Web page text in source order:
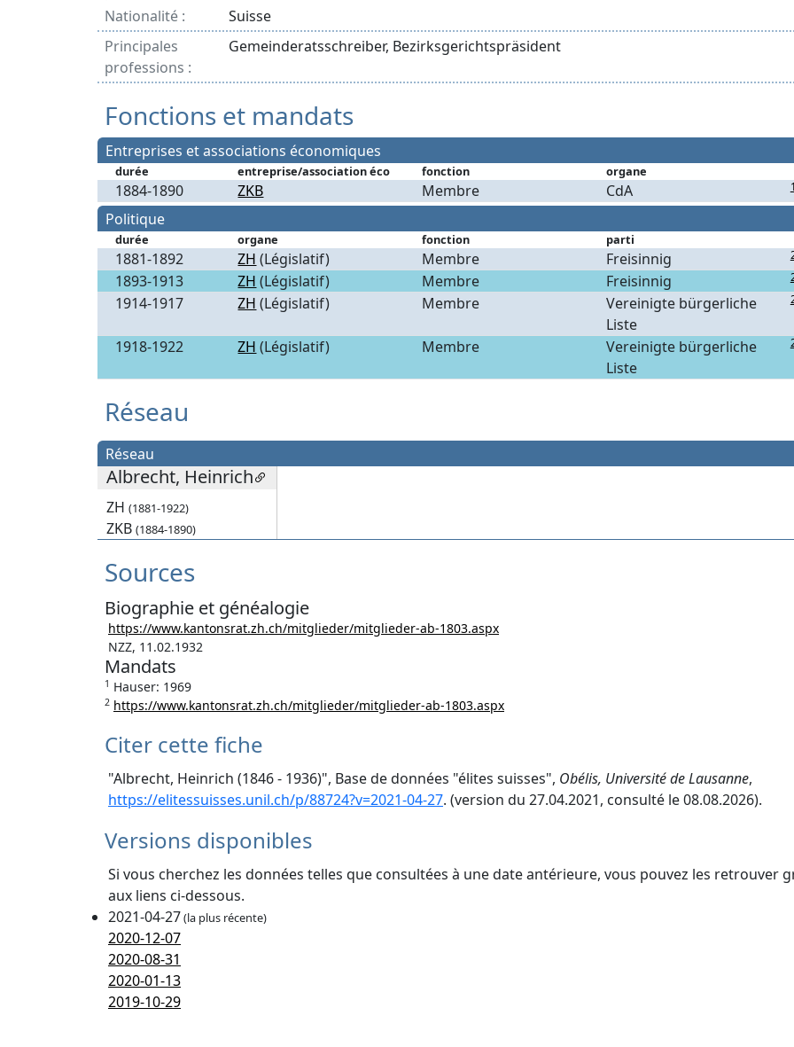
Nationalité :
Suisse
Principales
professions :
Gemeinderatsschreiber, Bezirksgerichtspräsident
Fonctions et mandats
Entreprises et associations économiques
durée entreprise/association éco fonction organe
1884-1890 ZKB Membre CdA
Politique
durée organe fonction parti
1881-1892 ZH (Législatif) Membre Freisinnig
1893-1913 ZH (Législatif) Membre Freisinnig
1914-1917 ZH (Législatif) Membre
Vereinigte bürgerliche
Liste
1918-1922 ZH (Législatif) Membre
Vereinigte bürgerliche
Liste
Réseau
Réseau
Albrecht, Heinrich
ZH (1881-1922)
ZKB (1884-1890)
Sources
Biographie et généalogie
https://www.kantonsrat.zh.ch/mitglieder/mitglieder-ab-1803.aspx
NZZ, 11.02.1932
Mandats
1 Hauser: 1969
2 https://www.kantonsrat.zh.ch/mitglieder/mitglieder-ab-1803.aspx
Citer cette fiche
"Albrecht, Heinrich (1846 - 1936)", Base de données "élites suisses", Obélis, Université de Lausanne,
https://elitessuisses.unil.ch/p/88724?v=2021-04-27. (version du 27.04.2021, consulté le 08.08.2026).
Versions disponibles
Si vous cherchez les données telles que consultées à une date antérieure, vous pouvez les retrouver
aux liens ci-dessous.
2021-04-27(la plus récente)
2020-12-07
2020-08-31
2020-01-13
2019-10-29